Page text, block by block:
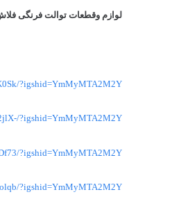
لوازم وقطعات توالت فرنگی
?igshid=YmMyMTA2M2Y=
?igshid=YmMyMTA2M2Y=
?igshid=YmMyMTA2M2Y=
?igshid=YmMyMTA2M2Y=